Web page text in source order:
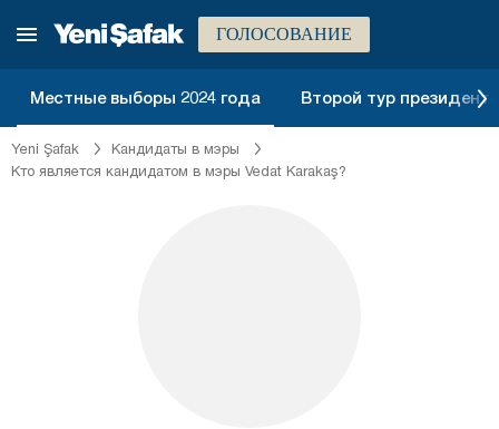
ГОЛОСОВАНИЕ
Местные выборы 2024 года Второй тур
Yeni Şafak
Кандидаты в мэры
Кто является кандидатом в мэры Vedat Karakaş?